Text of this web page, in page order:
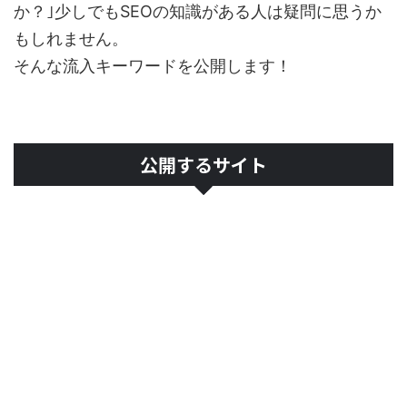
か？｣少しでもSEOの知識がある人は疑問に思うか
もしれません。
そんな流入キーワードを公開します！
公開するサイト